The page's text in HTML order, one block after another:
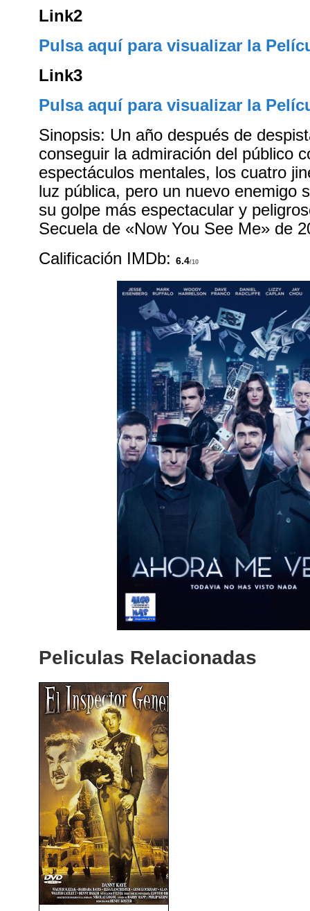
Link2
Pulsa aquí para visualizar la
Link3
Pulsa aquí para visualizar la
Sinopsis: Un año después de
conseguir la admiración del público
espectáculos mentales, los cuatro
luz pública, pero un nuevo enemigo
su golpe más espectacular y
Secuela de «Now You See Me» de
Calificación IMDb:6.4/10
Peliculas Relacionadas